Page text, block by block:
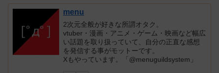
menu
2次元全般が好きな所謂オタク。
vtuber・漫画・アニメ・ゲーム・映画など幅広
い話題を取り扱っていて、自分の正直な感想
を発信する事がモットーです。
Xもやっています。「@menuguildsystem」